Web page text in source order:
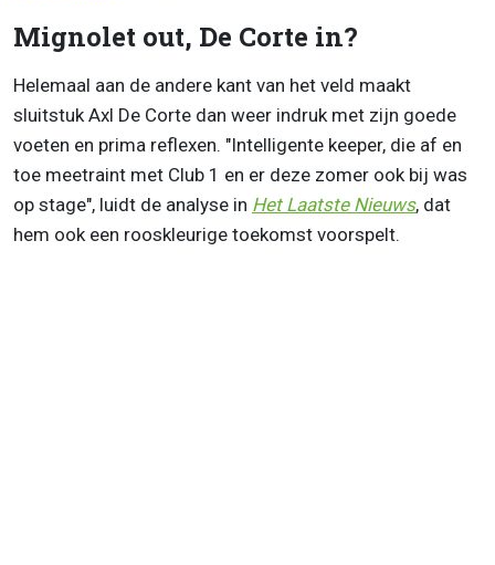
Mignolet out, De Corte in?
Helemaal aan de andere kant van het veld maakt
sluitstuk Axl De Corte dan weer indruk met zijn goede
voeten en prima reflexen. "Intelligente keeper, die af en
toe meetraint met Club 1 en er deze zomer ook bij was
op stage", luidt de analyse in Het Laatste Nieuws, dat
hem ook een rooskleurige toekomst voorspelt.